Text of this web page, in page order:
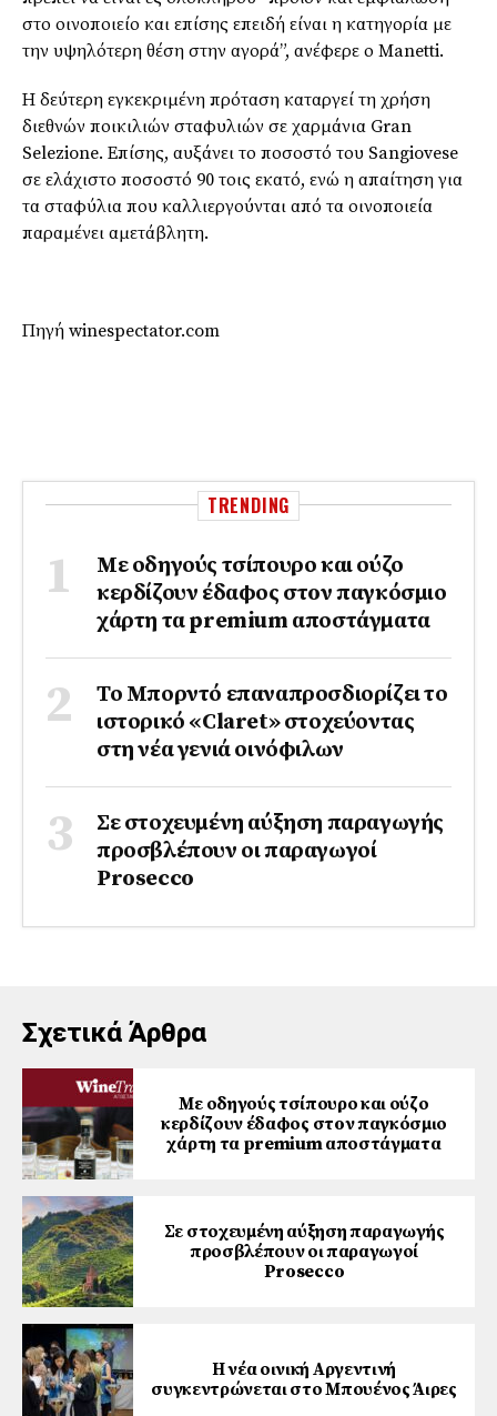
στο οινοποιείο και επίσης επειδή είναι η κατηγορία με
την υψηλότερη θέση στην αγορά”, ανέφερε ο Manetti.
Η δεύτερη εγκεκριμένη πρόταση καταργεί τη χρήση
διεθνών ποικιλιών σταφυλιών σε χαρμάνια Gran
Selezione. Επίσης, αυξάνει το ποσοστό του Sangiovese
σε ελάχιστο ποσοστό 90 τοις εκατό, ενώ η απαίτηση για
τα σταφύλια που καλλιεργούνται από τα οινοποιεία
παραμένει αμετάβλητη.
Πηγή winespectator.com
TRENDING
Με οδηγούς τσίπουρο και ούζο
κερδίζουν έδαφος στoν παγκόσμιο
χάρτη τα premium αποστάγματα
Το Μπορντό επαναπροσδιορίζει το
ιστορικό «Claret» στοχεύοντας
στη νέα γενιά οινόφιλων
Σε στοχευμένη αύξηση παραγωγής
προσβλέπουν οι παραγωγοί
Prosecco
Σχετικά Άρθρα
Με οδηγούς τσίπουρο και ούζο
κερδίζουν έδαφος στoν παγκόσμιο
χάρτη τα premium αποστάγματα
Σε στοχευμένη αύξηση παραγωγής
προσβλέπουν οι παραγωγοί
Prosecco
Η νέα οινική Αργεντινή
συγκεντρώνεται στο Μπουένος Άιρες